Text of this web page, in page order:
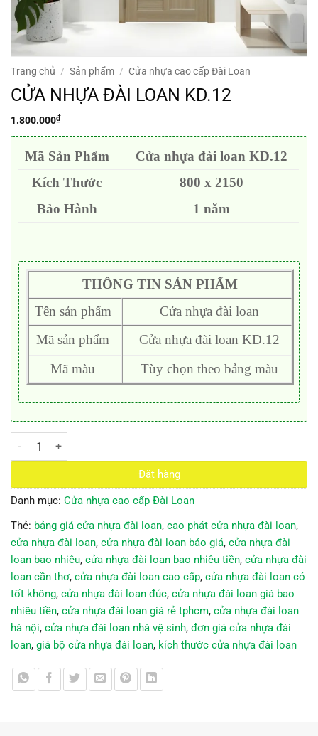
Trang chủ / Sản phẩm / Cửa nhựa cao cấp Đài Loan
CỬA NHỰA ĐÀI LOAN KD.12
1.800.000₫
Mã Sản Phẩm
Cửa nhựa đài loan KD.12
Kích Thước
800 x 2150
Bảo Hành
1 năm
THÔNG TIN SẢN PHẨM
Tên sản phẩm
Cửa nhựa đài loan
Mã sản phẩm
Cửa nhựa đài loan KD.12
Mã màu
Tùy chọn theo bảng màu
CỬA NHỰA ĐÀI LOAN KD.12 số lượng
Đặt hàng
Danh mục: Cửa nhựa cao cấp Đài Loan
Thẻ: bảng giá cửa nhựa đài loan, cao phát cửa nhựa đài loan,
cửa nhựa đài loan, cửa nhựa đài loan báo giá, cửa nhựa đài
loan bao nhiêu, cửa nhựa đài loan bao nhiêu tiền, cửa nhựa đài
loan cần thơ, cửa nhựa đài loan cao cấp, cửa nhựa đài loan có
tốt không, cửa nhựa đài loan đúc, cửa nhựa đài loan giá bao
nhiêu tiền, cửa nhựa đài loan giá rẻ tphcm, cửa nhựa đài loan
hà nội, cửa nhựa đài loan nhà vệ sinh, đơn giá cửa nhựa đài
loan, giá bộ cửa nhựa đài loan, kích thước cửa nhựa đài loan